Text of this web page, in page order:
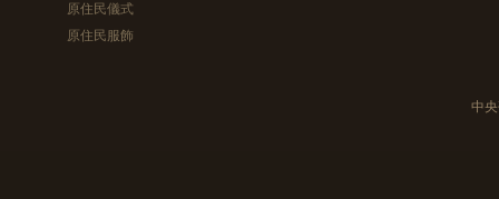
原住民儀式
原住民服飾
中